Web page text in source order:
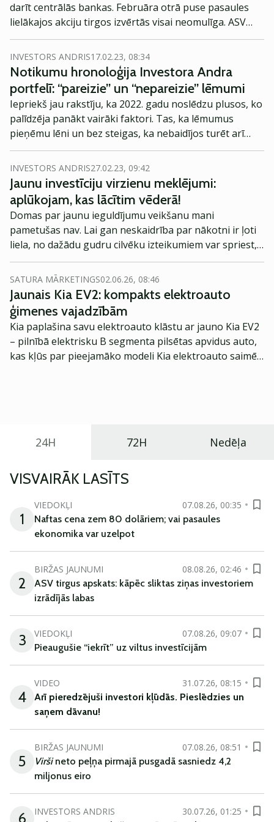
darīt centrālās bankas. Februāra otrā puse pasaules
lielākajos akciju tirgos izvērtās visai neomulīga. ASV
akciju cena pēc varenā gada sākuma sašķobās.
INVESTORS ANDRIS17.02.23, 08:34
Notikumu hronoloģija Investora Andra
portfelī: “pareizie” un “nepareizie” lēmumi
Iepriekš jau rakstīju, ka 2022. gadu noslēdzu plusos, ko
palīdzēja panākt vairāki faktori. Tas, ka lēmumus
pieņēmu lēni un bez steigas, ka nebaidījos turēt arī
neieguldītus līdzekļus, ka izvairījos no tehnoloģiju
akcijām un pirku individuālas Baltijas akcijas. Sava
būtiska loma noteikti bijusi arī veiksmei.
INVESTORS ANDRIS27.02.23, 09:42
Jaunu investīciju virzienu meklējumi:
aplūkojam, kas lācītim vēderā!
Domas par jaunu ieguldījumu veikšanu mani
pametušas nav. Lai gan neskaidrība par nākotni ir ļoti
liela, no dažādu gudru cilvēku izteikumiem var spriest,
ka tieši šādi laiki, kad viss izskatās padrūmi, parasti ir
paši labākie investīcijām. Varētu teikt, ka es esmu
ilgtermiņa optimists, lai gan īstermiņā to, kas notiks
tirgū, protams, nezina neviens.
SATURA MĀRKETINGS02.06.26, 08:46
Jaunais Kia EV2: kompakts elektroauto
ģimenes vajadzībām
Kia paplašina savu elektroauto klāstu ar jauno Kia EV2
– pilnībā elektrisku B segmenta pilsētas apvidus auto,
kas kļūs par pieejamāko modeli Kia elektroauto saimē
24H 72H Nedēļa
VISVAIRĀK LASĪTS
1
VIEDOKĻI
07.08.26, 00:35
Naftas cena zem 80 dolāriem; vai pasaules
ekonomika var uzelpot
2
BIRŽAS JAUNUMI
08.08.26, 02:46
ASV tirgus apskats: kāpēc sliktas ziņas investoriem
izrādījās labas
3 VIEDOKĻI
07.08.26, 09:07
Pieaugušie “iekrīt” uz viltus investīcijām
4
VIDEO
31.07.26, 08:15
Arī pieredzējuši investori kļūdās. Pieslēdzies un
saņem dāvanu!
5
BIRŽAS JAUNUMI
07.08.26, 08:51
Viršineto peļņa pirmajā pusgadā sasniedz 4,2
miljonus eiro
6 INVESTORS ANDRIS
30.07.26, 01:25